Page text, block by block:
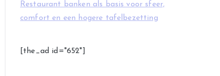
Restaurant banken als basis voor sfeer,
comfort en een hogere tafelbezetting
[the_ad id="652"]